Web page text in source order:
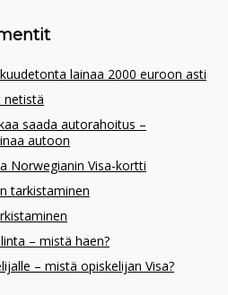
lainaa 2000 euroon asti
netistä
saada autorahoitus –
autoon
Norwegianin Visa-kortti
tarkistaminen
– mistä haen?
– mistä opiskelijan Visa?